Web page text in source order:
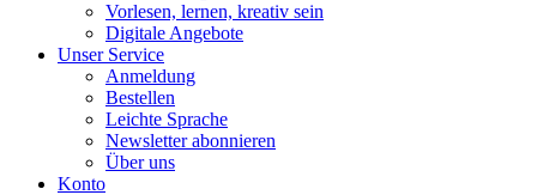
Vorlesen, lernen, kreativ sein
Digitale Angebote
Unser Service
Anmeldung
Bestellen
Leichte Sprache
Newsletter abonnieren
Über uns
Konto